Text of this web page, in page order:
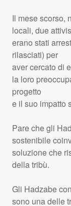
Il mese scorso,
locali, due
erano stati
rilasciati) per
aver cercato di
la loro
progetto
e il suo impatto
Pare che gli
sostenibile
soluzione che
della tribù.
Gli Hadzabe
sono una delle